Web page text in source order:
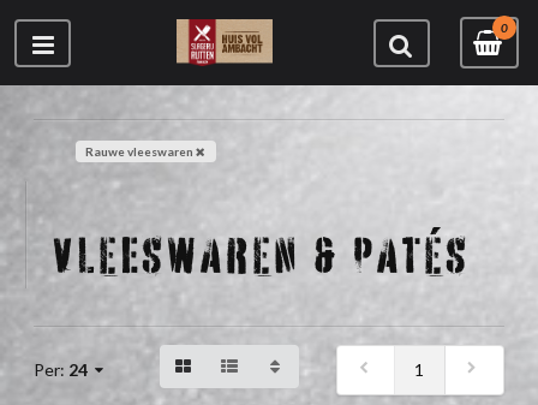
0
Rauwe vleeswaren
VLEESWAREN & PATÉS
Per: 24 1